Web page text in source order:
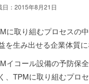
日：2015年8月21日
に取り組むプロセスの
を生み出せる企業体質に
イコール設備の予防保
、TPMに取り組むプロ